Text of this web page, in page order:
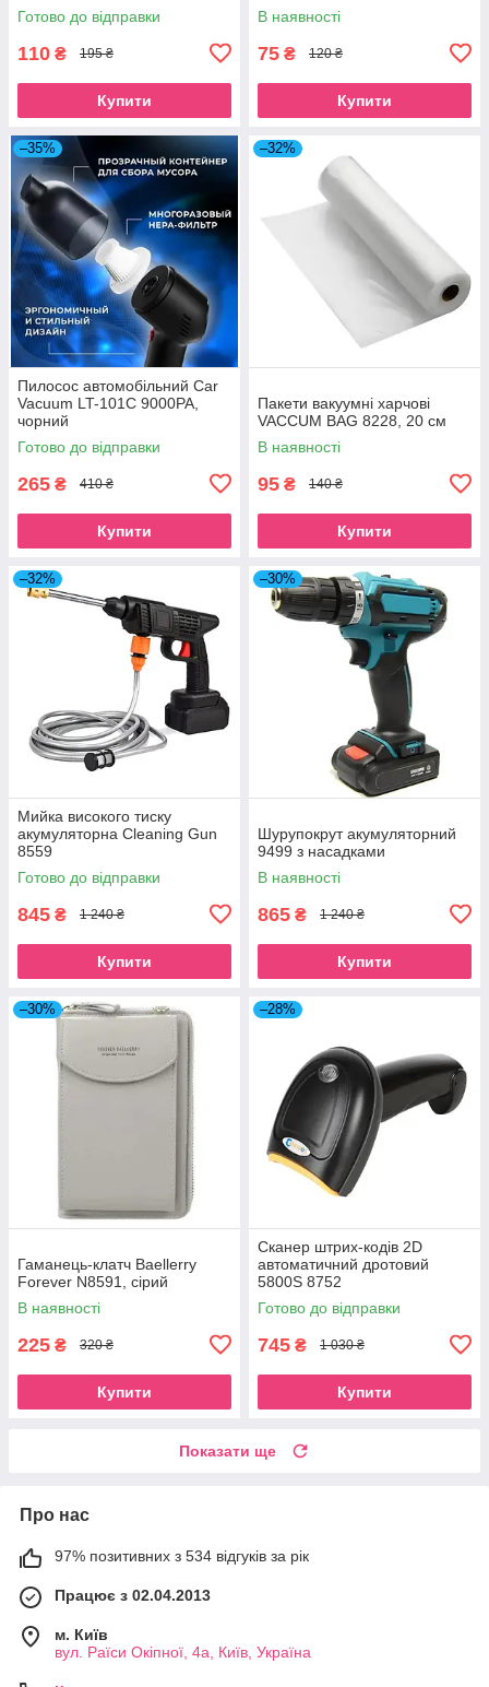
Готово до відправки
110 ₴ 195 ₴
Купити
В наявності
75 ₴ 120 ₴
Купити
–35%
Пилосос автомобільний Car
Vacuum LT-101C 9000PA,
чорний
Готово до відправки
265 ₴ 410 ₴
Купити
–32%
Пакети вакуумні харчові
VACCUM BAG 8228, 20 см
В наявності
95 ₴ 140 ₴
Купити
–32%
Мийка високого тиску
акумуляторна Cleaning Gun
8559
Готово до відправки
845 ₴ 1 240 ₴
Купити
–30%
Шурупокрут акумуляторний
9499 з насадками
В наявності
865 ₴ 1 240 ₴
Купити
–30%
Гаманець-клатч Baellerry
Forever N8591, сірий
В наявності
225 ₴ 320 ₴
Купити
–28%
Сканер штрих-кодів 2D
автоматичний дротовий
5800S 8752
Готово до відправки
745 ₴ 1 030 ₴
Купити
Показати ще
Про нас
97% позитивних з 534 відгуків за рік
Працює з 02.04.2013
м. Київ
вул. Раїси Окіпної, 4а, Київ, Україна